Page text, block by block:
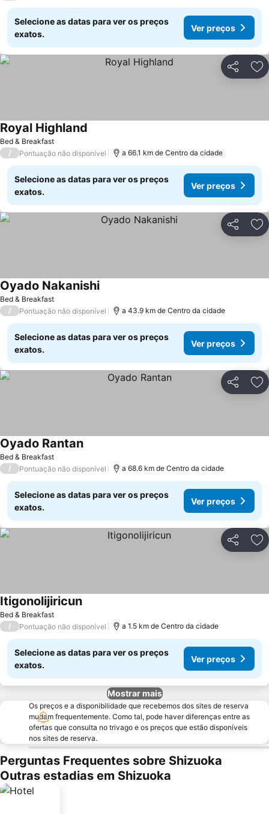
Selecione as datas para ver os preços
exatos.
Ver preços
Partilhar
Bed & Breakfast
Royal Highland
/ Pontuação não disponível a 66.1 km de Centro da cidade
Selecione as datas para ver os preços
exatos.
Ver preços
Partilhar
Bed & Breakfast
Oyado NakanishiVer preços
/ Pontuação não disponível a 43.9 km de Centro da cidade
Selecione as datas para ver os preços
exatos.
Ver preços
Partilhar
Bed & Breakfast
Oyado RantanVer preços
/ Pontuação não disponível a 68.6 km de Centro da cidade
Selecione as datas para ver os preços
exatos.
Ver preços
Partilhar
Bed & Breakfast
ItigonolijiricunVer preços
/ Pontuação não disponível a 1.5 km de Centro da cidade
Selecione as datas para ver os preços
exatos.
Ver preços
Mostrar mais
Os preços e a disponibilidade que recebemos dos sites de reserva
mudam frequentemente. Como tal, pode haver diferenças entre as
ofertas que consulta no trivago e os preços que estão disponíveis
nos sites de reserva.
Perguntas Frequentes sobre Shizuoka
Outras estadias em Shizuoka